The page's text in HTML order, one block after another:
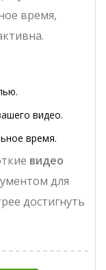
время,
видео.
время.
видео
для
достигнуть